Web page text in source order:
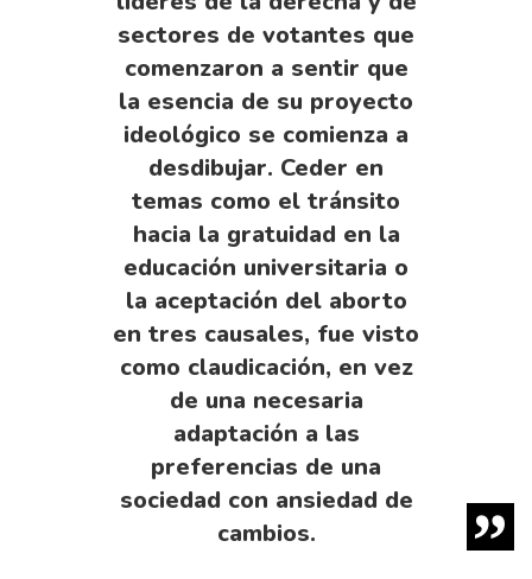
sectores de votantes que
comenzaron a sentir que
la esencia de su proyecto
ideológico se comienza a
desdibujar. Ceder en
temas como el tránsito
hacia la gratuidad en la
educación universitaria o
la aceptación del aborto
en tres causales, fue visto
como claudicación, en vez
de una necesaria
adaptación a las
preferencias de una
sociedad con ansiedad de
cambios.